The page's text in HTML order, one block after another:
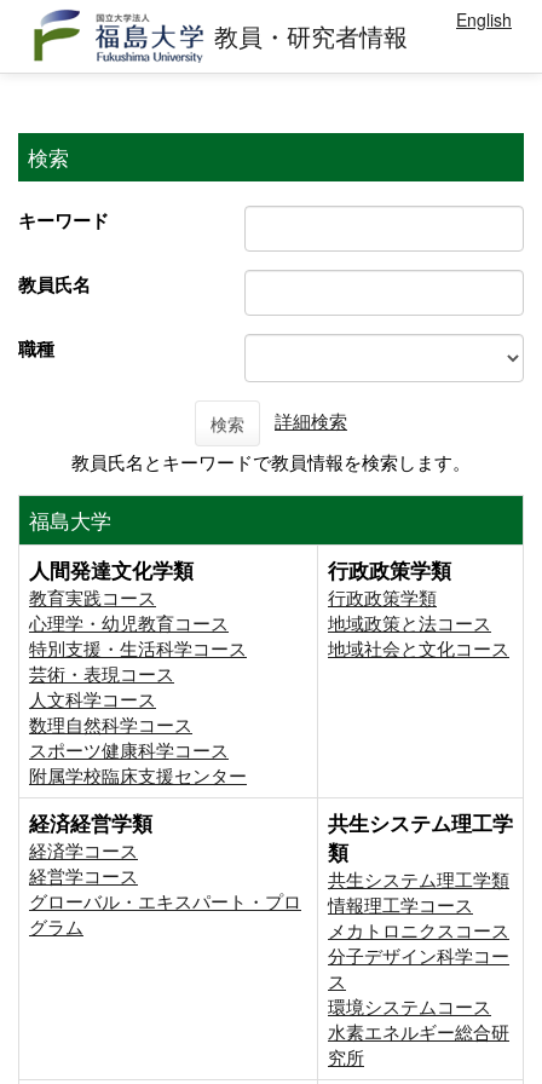
教員・研究者情報 English
検索
キーワード
教員氏名
職種
検索
詳細検索
教員氏名とキーワードで教員情報を検索します。
福島大学
人間発達文化学類
教育実践コース
心理学・幼児教育コース
特別支援・生活科学コース
芸術・表現コース
人文科学コース
数理自然科学コース
スポーツ健康科学コース
附属学校臨床支援センター
行政政策学類
行政政策学類
地域政策と法コース
地域社会と文化コース
経済経営学類
経済学コース
経営学コース
グローバル・エキスパート・プロ
グラム
共生システム理工学
類
共生システム理工学類
情報理工学コース
メカトロニクスコース
分子デザイン科学コー
ス
環境システムコース
⽔素エネルギー総合研
究所